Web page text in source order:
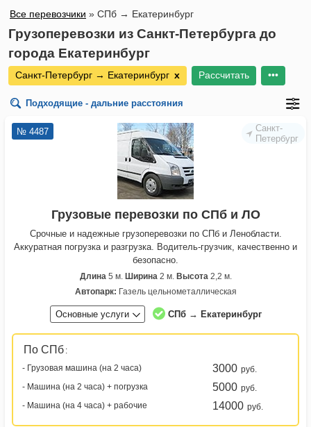
Все перевозчики » СПб → Екатеринбург
Грузоперевозки из Санкт-Петербурга до
города Екатеринбург
Санкт-Петербург → Екатеринбург х Рассчитать •••
Подходящие - дальние расстояния
Санкт-
Петербург
№ 4487
Грузовые перевозки по СПб и ЛО
Срочные и надежные грузоперевозки по СПб и Ленобласти.
Аккуратная погрузка и разгрузка. Водитель-грузчик, качественно и
безопасно.
Длина5 м. Ширина2 м. Высота2,2 м.
Автопарк: Газель цельнометаллическая
Основные услуги СПб → Екатеринбург
По СПб :
- Грузовая машина (на 2 часа)
3000 руб.
- Машина (на 2 часа) + погрузка
5000 руб.
- Машина (на 4 часа) + рабочие
14000 руб.